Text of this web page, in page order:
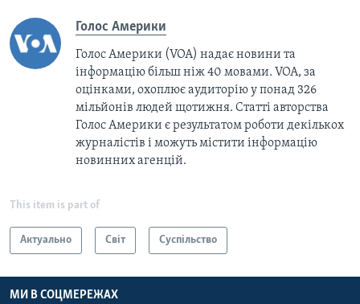
Голос Америки
Голос Америки (VOA) надає новини та
інформацію більш ніж 40 мовами. VOA, за
оцінками, охоплює аудиторію у понад 326
мільйонів людей щотижня. Статті авторства
Голос Америки є результатом роботи декількох
журналістів і можуть містити інформацію
новинних агенцій.
This item is part of
Актуально Світ Суспільство
МИ В СОЦМЕРЕЖАХ